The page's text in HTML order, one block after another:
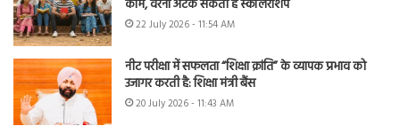
काम, वरना अटक सकती है स्कॉलरशिप
22 July 2026 - 11:54 AM
नीट परीक्षा में सफलता “शिक्षा क्रांति” के व्यापक प्रभाव को
उजागर करती है: शिक्षा मंत्री बैंस
20 July 2026 - 11:43 AM